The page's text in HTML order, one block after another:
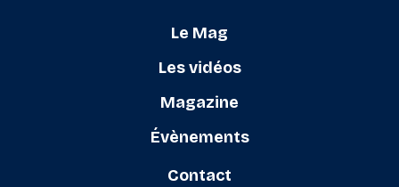
Le Mag
Les vidéos
Magazine
Évènements
Contact